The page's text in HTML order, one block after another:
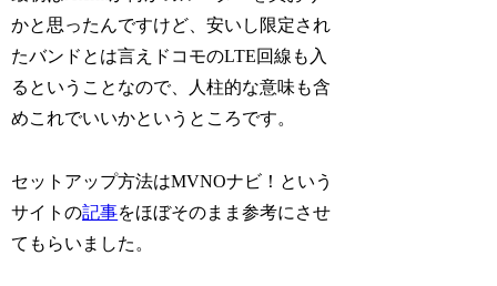
かと思ったんですけど、安いし限定され
たバンドとは言えドコモのLTE回線も入
るということなので、人柱的な意味も含
めこれでいいかというところです。
セットアップ方法はMVNOナビ！という
サイトの記事をほぼそのまま参考にさせ
てもらいました。